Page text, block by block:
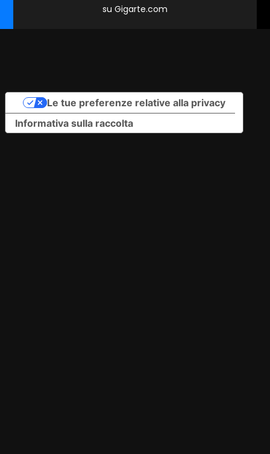
su Gigarte.com
Informativa sulla raccolta
Le tue preferenze relative alla privacy